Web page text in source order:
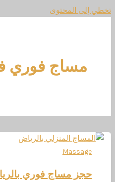
تخطي إلى المحتوى
مساج فوري
Massage
حجز مساج فوري